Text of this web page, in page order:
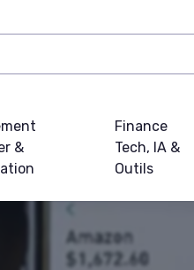
&
Finance
Tech, IA &
Outils